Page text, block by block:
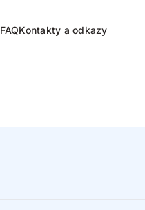
FAQKontakty a odkazy